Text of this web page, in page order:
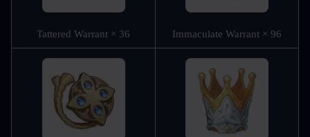
Tattered Warrant × 36 Immaculate Warrant × 96